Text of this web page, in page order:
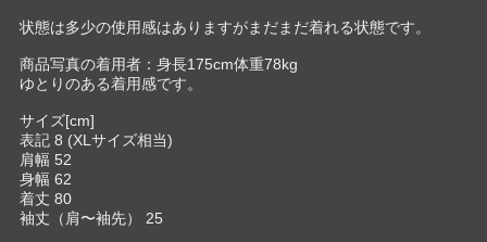
状態は多少の使用感はありますがまだまだ着れる状態です。
商品写真の着用者：身長175cm体重78kg
ゆとりのある着用感です。
サイズ[cm]
表記 8 (XLサイズ相当)
肩幅 52
身幅 62
着丈 80
袖丈（肩〜袖先） 25